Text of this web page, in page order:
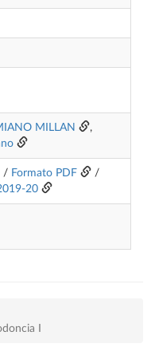
MILLAN
,
/ Formato PDF
/
20
I